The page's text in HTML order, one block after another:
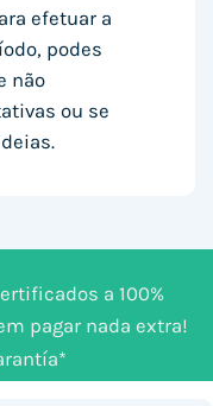
efetuar a
podes
não
ou se
a 100%
pagar nada extra!